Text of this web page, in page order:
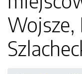
Wojsze,